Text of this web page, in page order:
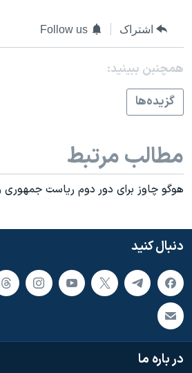
اشتراک Follow us
همچنبن ببینید:
گزيده‌ها
مطالب مرتبط
هوگو چاوز برای دور دوم رياست جمهوری
دنبال کنید
در باره ما